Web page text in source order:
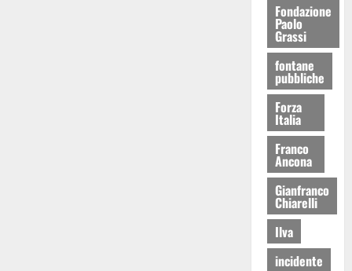
Fondazione
Paolo
Grassi
fontane
pubbliche
Forza
Italia
Franco
Ancona
Gianfranco
Chiarelli
Ilva
incidente